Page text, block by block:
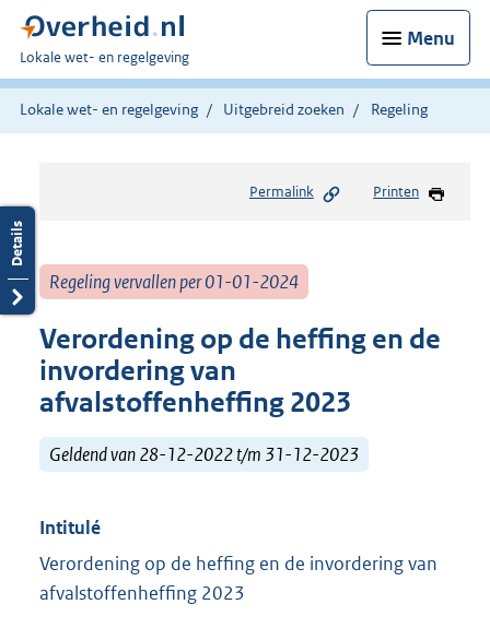
Menu
U
bent
hier:
Lokale wet- en regelgeving
Lokale wet- en regelgeving Uitgebreid zoeken Regeling
Permalink Printen
Regeling vervallen per 01-01-2024
Verordening op de heffing en de
invordering van
afvalstoffenheffing 2023
Geldend van 28-12-2022 t/m 31-12-2023
Intitulé
Verordening op de heffing en de invordering van
afvalstoffenheffing 2023